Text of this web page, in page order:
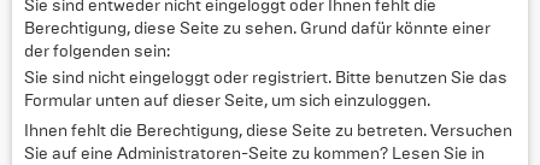
Sie sind entweder nicht eingeloggt oder Ihnen fehlt die
Berechtigung, diese Seite zu sehen. Grund dafür könnte einer
der folgenden sein:
Sie sind nicht eingeloggt oder registriert. Bitte benutzen Sie das
Formular unten auf dieser Seite, um sich einzuloggen.
Ihnen fehlt die Berechtigung, diese Seite zu betreten. Versuchen
Sie auf eine Administratoren-Seite zu kommen? Lesen Sie in